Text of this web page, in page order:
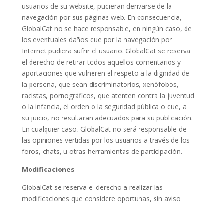
usuarios de su website, pudieran derivarse de la
navegación por sus páginas web. En consecuencia,
GlobalCat no se hace responsable, en ningún caso, de
los eventuales daños que por la navegación por
Internet pudiera sufrir el usuario. GlobalCat se reserva
el derecho de retirar todos aquellos comentarios y
aportaciones que vulneren el respeto a la dignidad de
la persona, que sean discriminatorios, xenófobos,
racistas, pornográficos, que atenten contra la juventud
o la infancia, el orden o la seguridad pública o que, a
su juicio, no resultaran adecuados para su publicación.
En cualquier caso, GlobalCat no será responsable de
las opiniones vertidas por los usuarios a través de los
foros, chats, u otras herramientas de participación.
Modificaciones
GlobalCat se reserva el derecho a realizar las
modificaciones que considere oportunas, sin aviso